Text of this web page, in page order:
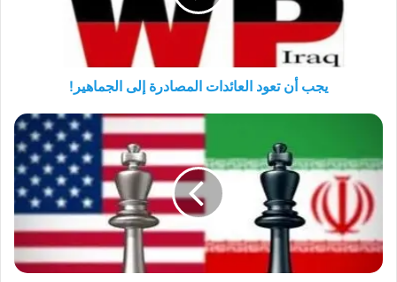
الجماهير!
يجب أن تعود العائدات المصادرة إلى الجماهير!
الزيدي
الفساد":
الإصلاح
الموعود
أم
هندسة
سياسية
جديدة!